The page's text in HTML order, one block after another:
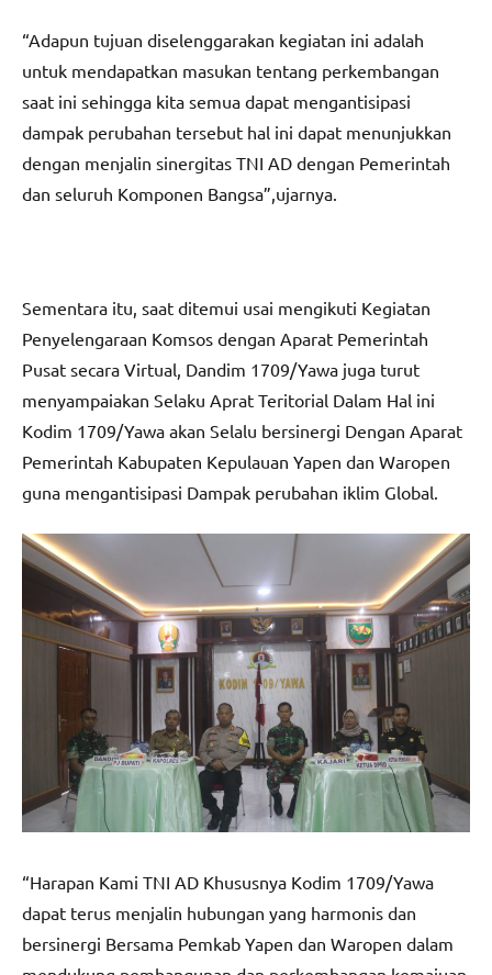
“Adapun tujuan diselenggarakan kegiatan ini adalah
untuk mendapatkan masukan tentang perkembangan
saat ini sehingga kita semua dapat mengantisipasi
dampak perubahan tersebut hal ini dapat menunjukkan
dengan menjalin sinergitas TNI AD dengan Pemerintah
dan seluruh Komponen Bangsa”,ujarnya.
Sementara itu, saat ditemui usai mengikuti Kegiatan
Penyelengaraan Komsos dengan Aparat Pemerintah
Pusat secara Virtual, Dandim 1709/Yawa juga turut
menyampaiakan Selaku Aprat Teritorial Dalam Hal ini
Kodim 1709/Yawa akan Selalu bersinergi Dengan Aparat
Pemerintah Kabupaten Kepulauan Yapen dan Waropen
guna mengantisipasi Dampak perubahan iklim Global.
“Harapan Kami TNI AD Khususnya Kodim 1709/Yawa
dapat terus menjalin hubungan yang harmonis dan
bersinergi Bersama Pemkab Yapen dan Waropen dalam